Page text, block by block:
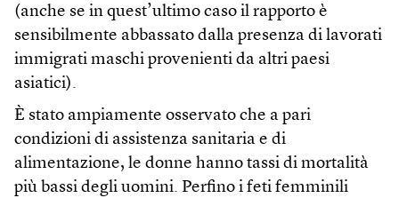
(anche se in quest’ultimo caso il rapporto è
sensibilmente abbassato dalla presenza di lavorati
immigrati maschi provenienti da altri paesi
asiatici).
È stato ampiamente osservato che a pari
condizioni di assistenza sanitaria e di
alimentazione, le donne hanno tassi di mortalità
più bassi degli uomini. Perfino i feti femminili